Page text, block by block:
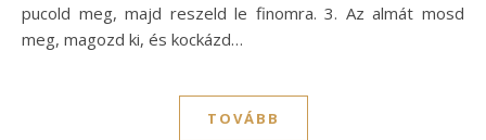
pucold meg, majd reszeld le finomra. 3. Az almát mosd
meg, magozd ki, és kockázd…
TOVÁBB